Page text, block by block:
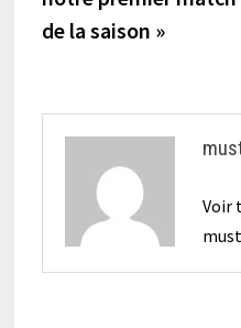
de la saison »
Voir